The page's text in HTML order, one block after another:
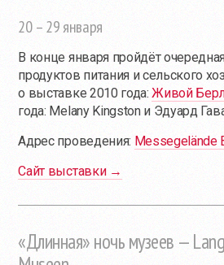
20 – 29 января
В конце января пройдёт
продуктов питания и сельского
о выставке 2010 года:Живой
года: Melany Kingston и Эдуард
Адрес проведения: Messegelände
Сайт выставки →
«Длинная» ночь музеев —